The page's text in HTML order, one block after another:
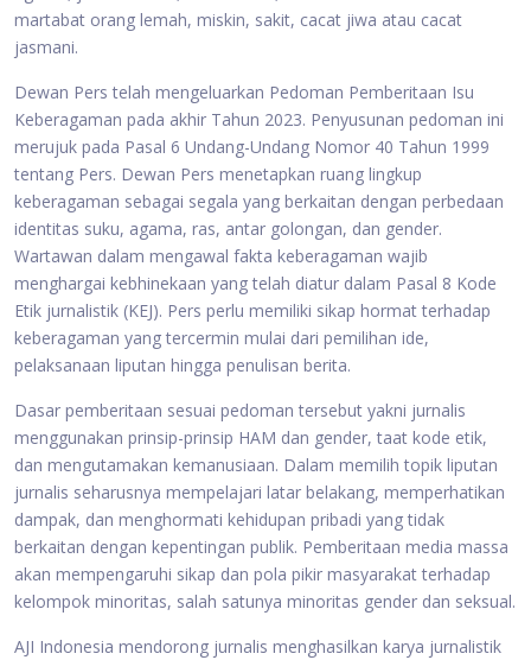
martabat orang lemah, miskin, sakit, cacat jiwa atau cacat
jasmani.
Dewan Pers telah mengeluarkan Pedoman Pemberitaan Isu
Keberagaman pada akhir Tahun 2023. Penyusunan pedoman ini
merujuk pada Pasal 6 Undang-Undang Nomor 40 Tahun 1999
tentang Pers. Dewan Pers menetapkan ruang lingkup
keberagaman sebagai segala yang berkaitan dengan perbedaan
identitas suku, agama, ras, antar golongan, dan gender.
Wartawan dalam mengawal fakta keberagaman wajib
menghargai kebhinekaan yang telah diatur dalam Pasal 8 Kode
Etik jurnalistik (KEJ). Pers perlu memiliki sikap hormat terhadap
keberagaman yang tercermin mulai dari pemilihan ide,
pelaksanaan liputan hingga penulisan berita.
Dasar pemberitaan sesuai pedoman tersebut yakni jurnalis
menggunakan prinsip-prinsip HAM dan gender, taat kode etik,
dan mengutamakan kemanusiaan. Dalam memilih topik liputan
jurnalis seharusnya mempelajari latar belakang, memperhatikan
dampak, dan menghormati kehidupan pribadi yang tidak
berkaitan dengan kepentingan publik. Pemberitaan media massa
akan mempengaruhi sikap dan pola pikir masyarakat terhadap
kelompok minoritas, salah satunya minoritas gender dan seksual.
AJI Indonesia mendorong jurnalis menghasilkan karya jurnalistik